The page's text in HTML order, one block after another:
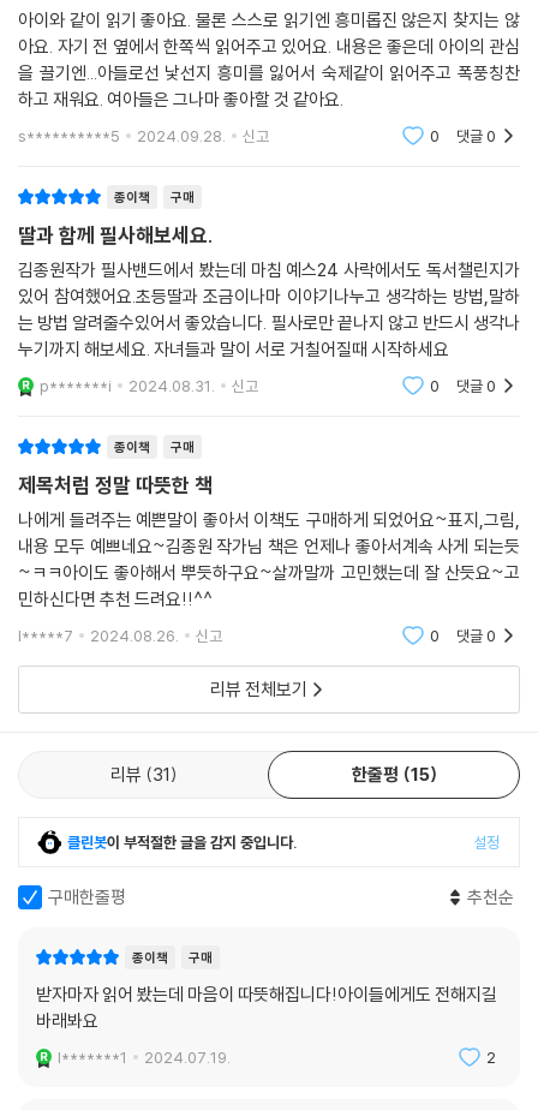
아이와 같이 읽기 좋아요. 물론 스스로 읽기엔 흥미롭진 않은지 찾지는 않
아요. 자기 전 옆에서 한쪽씩 읽어주고 있어요. 내용은 좋은데 아이의 관심
을 끌기엔...아들로선 낯선지 흥미를 잃어서 숙제같이 읽어주고 폭풍칭찬
하고 재워요. 여아들은 그나마 좋아할 것 같아요.
s**********5 2024.09.28. 신고 0 댓글0
종이책 구매
딸과 함께 필사해보세요.
김종원작가 필사밴드에서 봤는데 마침 예스24 사락에서도 독서챌린지가
있어 참여했어요.초등딸과 조금이나마 이야기나누고 생각하는 방법,말하
는 방법 알려줄수있어서 좋았습니다. 필사로만 끝나지 않고 반드시 생각나
누기까지 해보세요. 자녀들과 말이 서로 거칠어질때 시작하세요
p*******i 2024.08.31. 신고 0 댓글0
종이책 구매
제목처럼 정말 따뜻한 책
나에게 들려주는 예쁜말이 좋아서 이책도 구매하게 되었어요~표지,그림,
내용 모두 예쁘네요~김종원 작가님 책은 언제나 좋아서계속 사게 되는듯
~ㅋㅋ아이도 좋아해서 뿌듯하구요~살까말까 고민했는데 잘 산듯요~고
민하신다면 추천 드려요!!^^
l*****7 2024.08.26. 신고 0 댓글0
리뷰 전체보기
리뷰 31 한줄평 15
클린봇이 부적절한 글을 감지 중입니다. 설정
구매한줄평 추천순
종이책 구매
받자마자 읽어 봤는데 마음이 따뜻해집니다!아이들에게도 전해지길
바래봐요
l*******1 2024.07.19. 2